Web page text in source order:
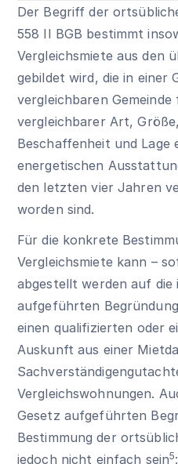
Der Begriff der
558 II BGB bestimmt
Vergleichsmiete aus den
gebildet wird, die in einer
vergleichbaren
vergleichbarer Art,
Beschaffenheit und Lage
energetischen
den letzten vier Jahren
worden sind.
Für die konkrete
Vergleichsmiete kann –
abgestellt werden auf
aufgeführten
einen qualifizierten oder
Auskunft aus einer
Vergleichswohnungen.
Gesetz aufgeführten
Bestimmung der
jedoch nicht einfach sein5